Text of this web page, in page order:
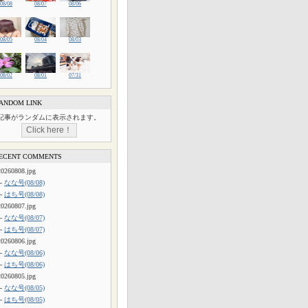
08/08 08/07 08/06
08/05 08/04 08/03
08/02 08/01 07/31
LINK
事がランダムに表示されます。
COMMENTS
なな号(08/08)
はち号(08/08)
なな号(08/07)
はち号(08/07)
なな号(08/06)
はち号(08/06)
なな号(08/05)
はち号(08/05)